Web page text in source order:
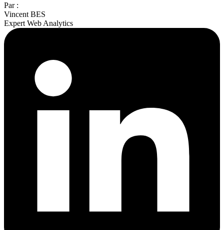
Par :
Vincent BES
Expert Web Analytics